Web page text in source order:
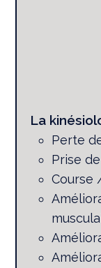
La
Perte
Prise
Course